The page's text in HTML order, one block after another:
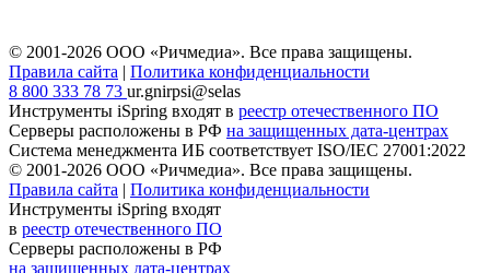
© 2001-2026 ООО «Ричмедиа». Все права защищены.
Правила сайта | Политика конфиденциальности
8 800 333 78 73 ur.gnirpsi@selas
Инструменты iSpring входят в реестр отечественного ПО
Серверы расположены в РФ на защищенных дата-центрах
Система менеджмента ИБ соответствует ISO/IEC 27001:2022
© 2001-2026 ООО «Ричмедиа». Все права защищены.
Правила сайта | Политика конфиденциальности
Инструменты iSpring входят
в реестр отечественного ПО
Серверы расположены в РФ
на защищенных дата-центрах